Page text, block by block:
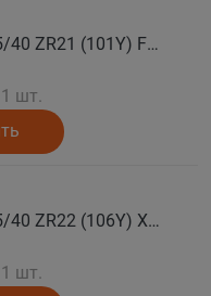
CONTINENTAL Автошина 265/40 ZR21 (101Y) FR SportContact 7 MGT лето
шт.
CONTINENTAL Автошина 265/40 ZR22 (106Y) XL FR SportContact 7 лето
шт.